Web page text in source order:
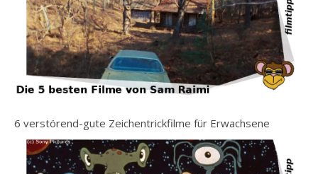
6 verstörend-gute Zeichentrickfilme für Erwachsene